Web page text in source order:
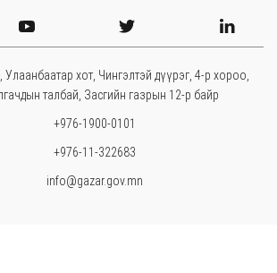
Улаанбаатар хот, Чингэлтэй дүүрэг, 4-р хороо,
талбай, Засгийн газрын 12-р байр
+976-1900-0101
+976-11-322683
info@gazar.gov.mn